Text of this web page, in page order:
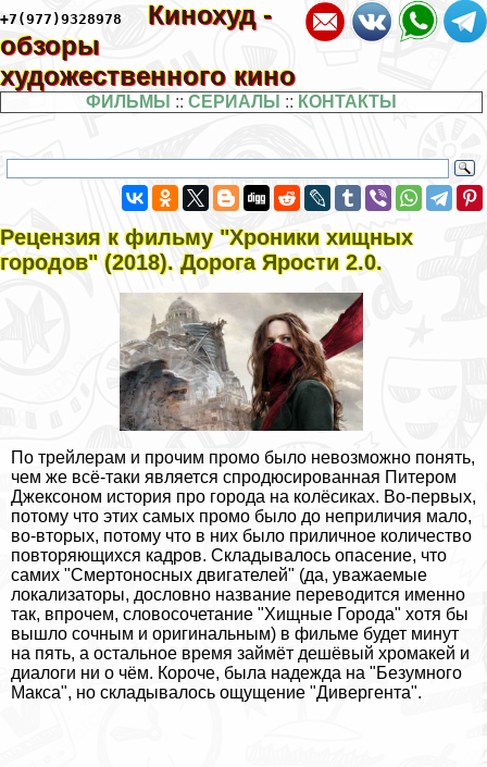
+7(977)9328978
Кинохуд -
обзоры
художественного кино
ФИЛЬМЫ :: СЕРИАЛЫ :: КОНТАКТЫ
Рецензия к фильму "Хроники хищных
городов" (2018). Дорога Ярости 2.0.
По трейлерам и прочим промо было невозможно понять,
чем же всё-таки является спродюсированная Питером
Джексоном история про города на колёсиках. Во-первых,
потому что этих самых промо было до неприличия мало,
во-вторых, потому что в них было приличное количество
повторяющихся кадров. Складывалось опасение, что
самих "Cмepтоносных двигателей" (да, уважаемые
локализаторы, дословно название переводится именно
так, впрочем, словосочетание "Хищные Города" хотя бы
вышло сочным и оригинальным) в фильме будет минут
на пять, а остальное время займёт дешёвый хромакей и
диалоги ни о чём. Короче, была надежда на "Безумного
Макса", но складывалось ощущение "Дивергента".